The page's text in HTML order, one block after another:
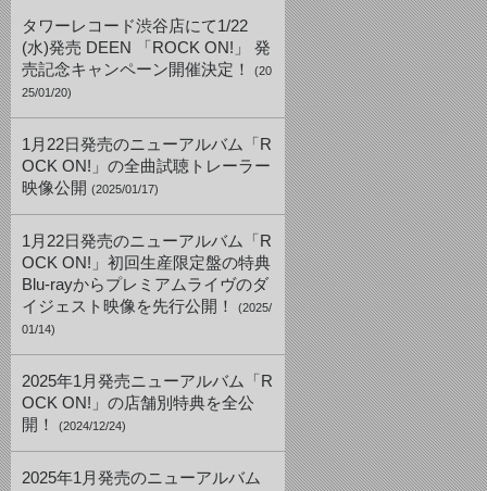
タワーレコード渋谷店にて1/22
(水)発売 DEEN 「ROCK ON!」 発
売記念キャンペーン開催決定！
(20
25/01/20)
1月22日発売のニューアルバム「R
OCK ON!」の全曲試聴トレーラー
映像公開 (2025/01/17)
1月22日発売のニューアルバム「R
OCK ON!」初回生産限定盤の特典
Blu-rayからプレミアムライヴのダ
イジェスト映像を先行公開！
(2025/
01/14)
2025年1月発売ニューアルバム「R
OCK ON!」の店舗別特典を全公
開！
(2024/12/24)
2025年1月発売のニューアルバム